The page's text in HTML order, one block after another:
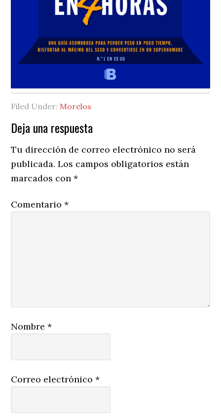
Filed Under: Morelos
Reader
Interactions
Deja una respuesta
Tu dirección de correo electrónico no será
publicada. Los campos obligatorios están
marcados con*
Comentario*
Nombre*
Correo electrónico*